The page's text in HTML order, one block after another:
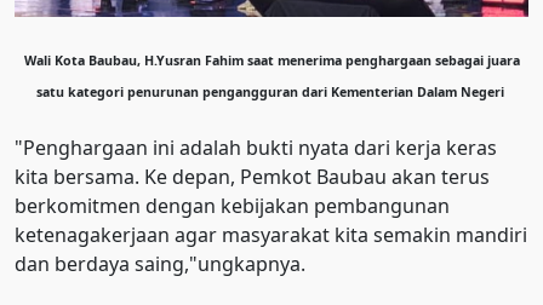
Wali Kota Baubau, H.Yusran Fahim saat menerima penghargaan sebagai juara
satu kategori penurunan pengangguran dari Kementerian Dalam Negeri
"Penghargaan ini adalah bukti nyata dari kerja keras
kita bersama. Ke depan, Pemkot Baubau akan terus
berkomitmen dengan kebijakan pembangunan
ketenagakerjaan agar masyarakat kita semakin mandiri
dan berdaya saing,"ungkapnya.